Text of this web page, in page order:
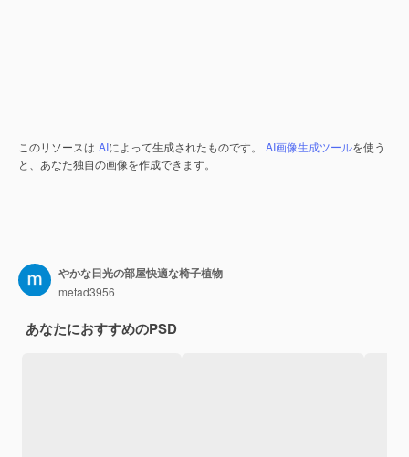
このリソースは AIによって生成されたものです。 AI画像生成ツールを使う
と、あなた独自の画像を作成できます。
やかな日光の部屋快適な椅子植物
metad3956
あなたにおすすめのPSD